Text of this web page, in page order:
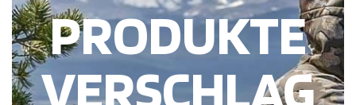
PRODUKTE
VERSCHLAG